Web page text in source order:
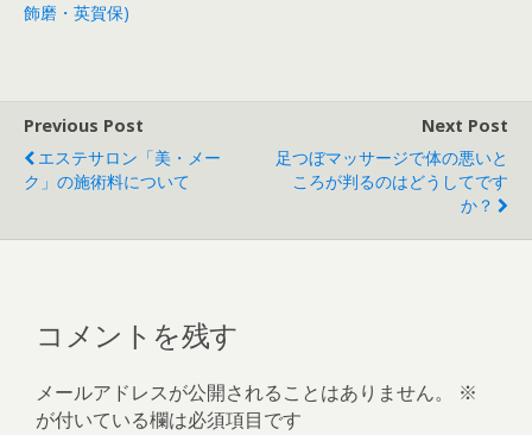
飾磨・英賀保)
Previous Post
エステサロン「美・メー
ク」の施術料について
Next Post
足つぼマッサージで体の悪いと
ころが判るのはどうしてです
か？
コメントを残す
メールアドレスが公開されることはありません。
※
が付いている欄は必須項目です